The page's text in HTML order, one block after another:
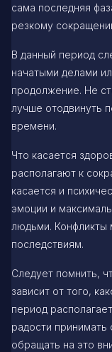
сама последняя
резкому
В данный период
начатыми делами
продолжение. Не
лучше отодвинуть
времени.
Что касается
располагают к
касается и
эмоции и
людьми. Конфликты
последствиям.
Следует помнить,
зависит от того,
период
радости принимать
обращать на это